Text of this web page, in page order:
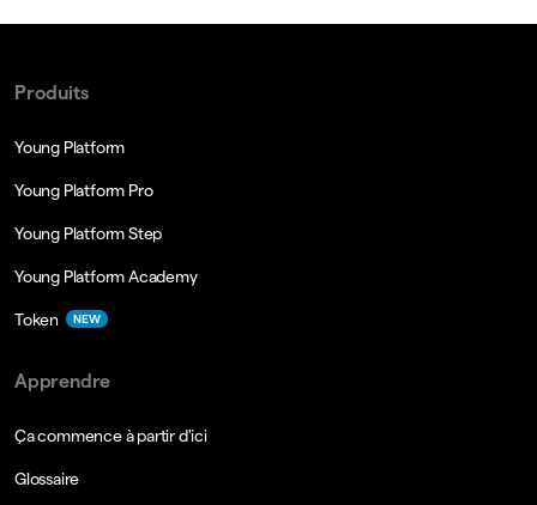
Produits
Young Platform
Young Platform Pro
Young Platform Step
Young Platform Academy
Token NEW
Apprendre
Ça commence à partir d'ici
Glossaire